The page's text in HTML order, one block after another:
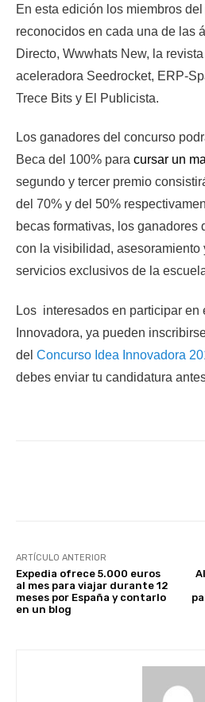
En esta edición los miembros
reconocidos en cada una de las
Directo, Wwwhats New, la
aceleradora Seedrocket, ERP-
Trece Bits y El Publicista.
Los ganadores del concurso
Beca del 100% para cursar un
segundo y tercer premio
del 70% y del 50%
becas formativas, los ganadores
con la visibilidad, asesoramiento
servicios exclusivos de la
Los interesados en participar en
Innovadora, ya pueden
del Concurso Idea Innovadora
debes enviar tu candidatura
ARTÍCULO ANTERIOR
Expedia ofrece 5.000 euros
al mes para viajar durante 12
meses por España y contarlo
en un blog